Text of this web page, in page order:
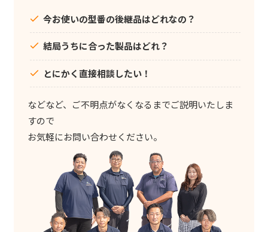
今お使いの型番の後継品はどれなの？
結局うちに合った製品はどれ？
とにかく直接相談したい！
などなど、ご不明点がなくなるまでご説明いたしま
すので
お気軽にお問い合わせください。